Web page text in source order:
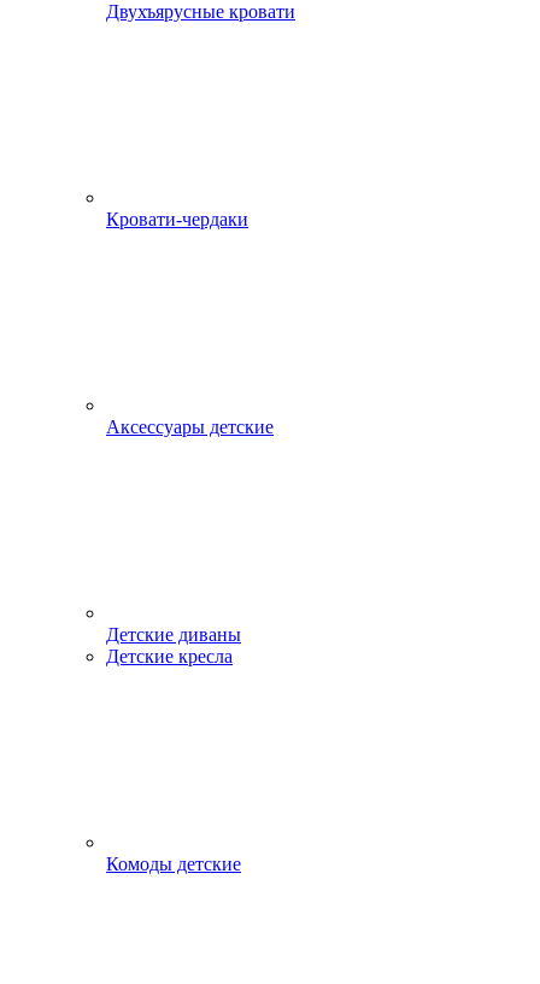
Двухъярусные кровати
Кровати-чердаки
Аксессуары детские
Детские диваны
Детские кресла
Комоды детские